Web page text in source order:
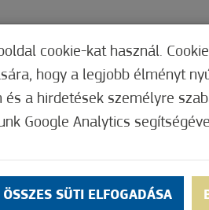
ZÖLD FÓKUSZ
OK
cookie-kat használ.
hogy a legjobb élményt
a hirdetések személyre
Google Analytics
ÖSSZES SÜTI ELFOGADÁSA